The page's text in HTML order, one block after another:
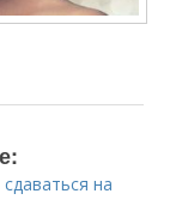
на